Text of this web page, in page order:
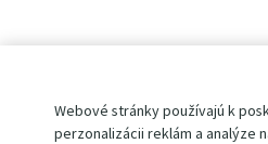
Webové stránky používajú k
perzonalizácii reklám a analýze